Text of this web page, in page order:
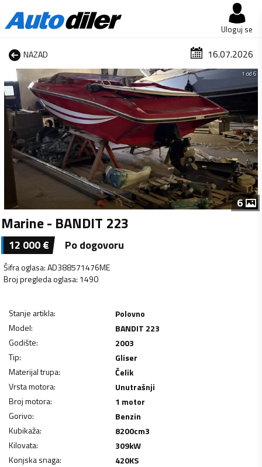
Uloguj se
NAZAD 16.07.2026
1 od 6
6
Marine - BANDIT 223
12 000€ Po dogovoru
Šifra oglasa:AD388571476ME
Broj pregleda oglasa: 1490
Stanje artikla:
Polovno
Model:
BANDIT 223
Godište:
2003
Tip:
Gliser
Materijal trupa:
Čelik
Vrsta motora:
Unutrašnji
Broj motora:
1 motor
Gorivo:
Benzin
Kubikaža: 8200cm3
Kilovata: 309kW
Konjska snaga: 420KS